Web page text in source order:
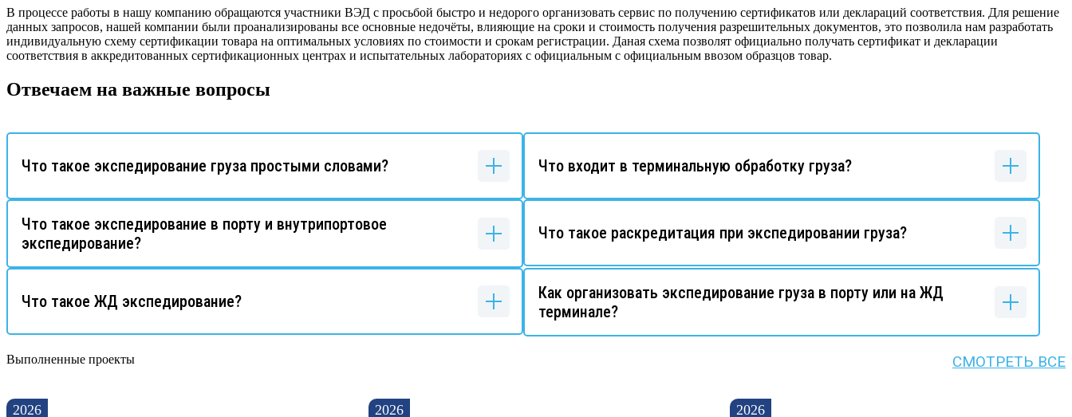
В процессе работы в нашу компанию обращаются участники ВЭД с просьбой быстро и недорого организовать сервис по получению сертификатов или деклараций соответствия. Для решение
данных запросов, нашей компании были проанализированы все основные недочёты, влияющие на сроки и стоимость получения разрешительных документов, это позволила нам разработать
индивидуальную схему сертификации товара на оптимальных условиях по стоимости и срокам регистрации. Даная схема позволят официально получать сертификат и декларации
соответствия в аккредитованных сертификационных центрах и испытательных лабораториях с официальным с официальным ввозом образцов товар.
Отвечаем на важные вопросы
Что такое экспедирование груза простыми словами? Что входит в терминальную обработку груза?
Что такое экспедирование в порту и внутрипортовое
экспедирование?
Что такое раскредитация при экспедировании груза?
Что такое ЖД экспедирование?
Как организовать экспедирование груза в порту или на ЖД
терминале?
Выполненные проекты СМОТРЕТЬ ВСЕ
2026 2026 2026